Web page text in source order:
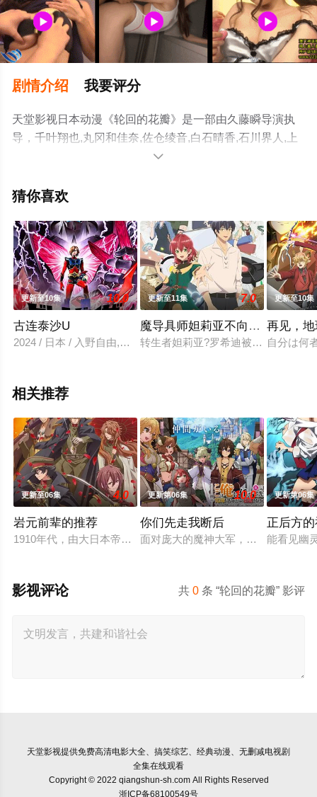
剧情介绍 我要评分
天堂影视日本动漫《轮回的花瓣》是一部由久藤瞬导演执
导，千叶翔也,丸冈和佳奈,佐仓绫音,白石晴香,石川界人,上
田丽奈,井上麻里奈,仲村宗悟,福山润,小西克幸,富田美忧,村
夏树,飞田展男等演员精彩演绎的日本动漫，大结局剧情已
集就上电影天堂网，更多相关信息可移步至豆瓣动漫、电
视猫或剧情网等平台了解。

猜你喜欢
更新至10集 10.0
古连泰沙U
2024 / 日本 / 入野自由,下野纮,上坂堇,东山奈央,田中美海,户松
更新至11集 7.0
魔导具师妲莉亚不向人低头
转生者妲莉亚?罗希迪被未婚夫背叛
更新至10集
再见，
自分は何
相关推荐
更新至06集 4.0
岩元前辈的推荐
1910年代，由大日本帝国陆军设立的学校——陆军栖凤中学。这
更新第06集 10.0
你们先走我断后
面对庞大的魔神大军，为了回避全灭
更新第06集
正后方
能看见幽
共0 条 “轮回的花瓣” 影评
影视评论
天堂影视提供免费高清电影大全、搞笑综艺、经典动漫、无删减电视剧
全集在线观看
Copyright © 2022 qiangshun-sh.com All Rights Reserved
浙ICP备68100549号